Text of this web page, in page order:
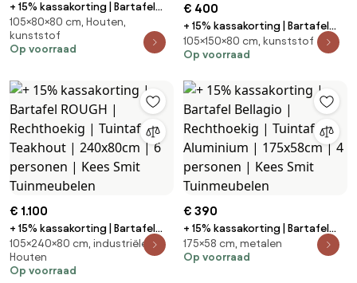
+ 15% kassakorting | Bartafel
Bellagio | Vierkant | Tuintafel
Polywood | 80x80cm | 2
personen | Kees Smit
105×80×80 cm, Houten,
kunststof
Op voorraad
€ 400
+ 15% kassakorting | Bartafel
Bellagio | Rechthoekig |
Tuintafel Polywood | 150x80cm |
Tuinmeubelen
105×150×80 cm, kunststof
Op voorraad
€ 1.100
+ 15% kassakorting | Bartafel
ROUGH | Rechthoekig | Tuintafel
Teakhout | 240x80cm | 6
personen | Kees Smit
105×240×80 cm, industriële,
Houten
Op voorraad
€ 390
+ 15% kassakorting | Bartafel
Bellagio | Rechthoekig |
Tuintafel Aluminium | 175x58cm |
175×58 cm, metalen
Op voorraad